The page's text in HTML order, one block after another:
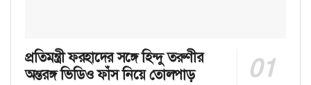
প্রতিমন্ত্রী ফরহাদের সঙ্গে হিন্দু তরুণীর
অন্তরঙ্গ ভিডিও ফাঁস নিয়ে তোলপাড়